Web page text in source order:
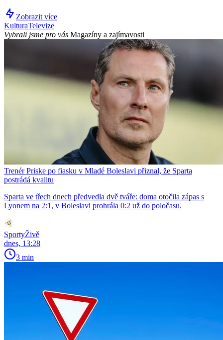
Zobrazit více
KulturaTelevize
Vybrali jsme pro vás Magazíny a zajímavosti
Trenér Priske po fiasku v Mladé Boleslavi přiznal, že Sparta
postrádá kvalitu
Sparta ve třech dnech předvedla dvě tváře: doma otočila zápas s
Lyonem na 2:1, v Boleslavi prohrála 0:2 už do poločasu.
SportyŽivě
dnes, 13:28
3 min